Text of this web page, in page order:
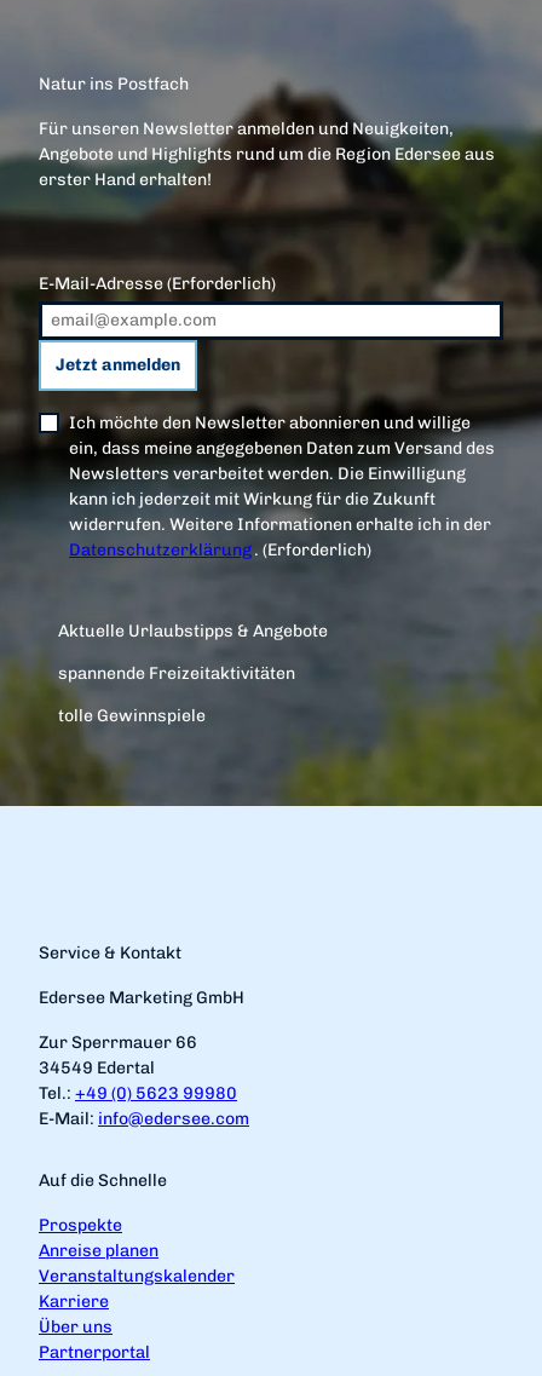
Natur ins Postfach
Für unseren Newsletter anmelden und Neuigkeiten,
Angebote und Highlights rund um die Region Edersee aus
erster Hand erhalten!
E-Mail-Adresse(Erforderlich)
Jetzt anmelden
Ich möchte den Newsletter abonnieren und willige
ein, dass meine angegebenen Daten zum Versand des
Newsletters verarbeitet werden. Die Einwilligung
kann ich jederzeit mit Wirkung für die Zukunft
widerrufen. Weitere Informationen erhalte ich in der
Datenschutzerklärung.(Erforderlich)
Aktuelle Urlaubstipps & Angebote
spannende Freizeitaktivitäten
tolle Gewinnspiele
Service & Kontakt
Edersee Marketing GmbH
Zur Sperrmauer 66
34549 Edertal
Tel.: +49 (0) 5623 99980
E-Mail: info@edersee.com
Auf die Schnelle
Prospekte
Anreise planen
Veranstaltungskalender
Karriere
Über uns
Partnerportal